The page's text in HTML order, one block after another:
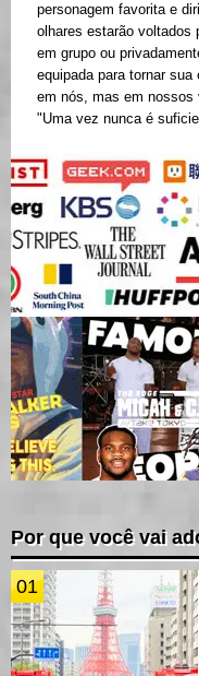
personagem favorita e
olhares estarão voltados
em grupo ou
equipada para tornar
em nós, mas em nossos
"Uma vez nunca é
Por que você vai
01